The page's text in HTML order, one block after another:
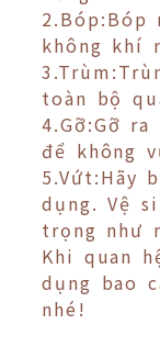
2.Bóp:Bóp
không khí
toàn bộ
4.Gỡ:Gỡ
để không
5.Vứt:Hãy
dụng. Vệ
trọng như
Khi quan
dụng bao
nhé!